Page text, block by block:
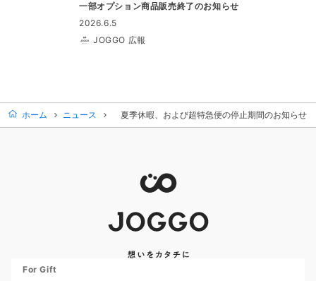
一部オプション商品販売終了のお知らせ
2026.6.5
JOGGO 広報
ホーム ニュース 夏季休暇、および超特急便の停止期間のお知らせ
For Gift